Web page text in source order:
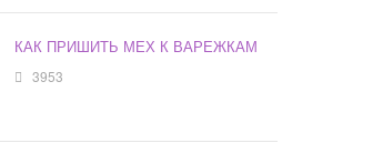
КАК ПРИШИТЬ МЕХ К ВАРЕЖКАМ
3953